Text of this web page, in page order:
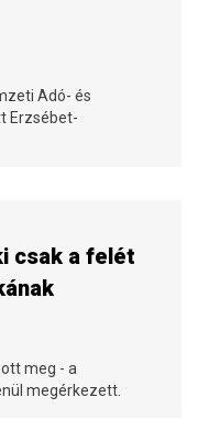
Adó- és
Erzsébet-
csak a felét
meg - a
megérkezett.